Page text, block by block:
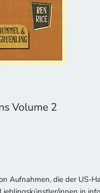
Volume 2
Aufnahmen, die der US-